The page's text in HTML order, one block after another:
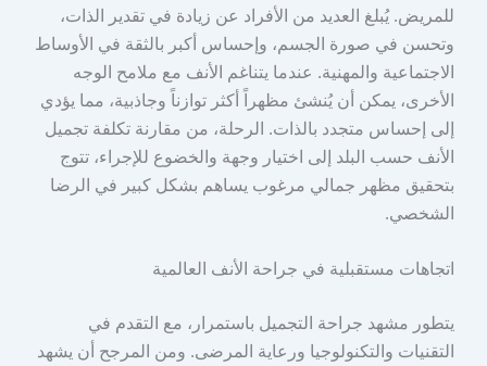
للمريض. يُبلغ العديد من الأفراد عن زيادة في تقدير الذات،
وتحسن في صورة الجسم، وإحساس أكبر بالثقة في الأوساط
الاجتماعية والمهنية. عندما يتناغم الأنف مع ملامح الوجه
الأخرى، يمكن أن يُنشئ مظهراً أكثر توازناً وجاذبية، مما يؤدي
إلى إحساس متجدد بالذات. الرحلة، من مقارنة تكلفة تجميل
الأنف حسب البلد إلى اختيار وجهة والخضوع للإجراء، تتوج
بتحقيق مظهر جمالي مرغوب يساهم بشكل كبير في الرضا
الشخصي.
اتجاهات مستقبلية في جراحة الأنف العالمية
يتطور مشهد جراحة التجميل باستمرار، مع التقدم في
التقنيات والتكنولوجيا ورعاية المرضى. ومن المرجح أن يشهد